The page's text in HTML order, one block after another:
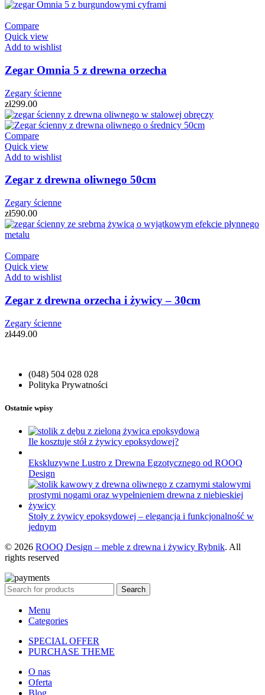
Compare
Quick view
Add to wishlist
Zegar Omnia 5 z drewna orzecha
Zegary ścienne
zł299.00
Compare
Quick view
Add to wishlist
Zegar z drewna oliwnego 50cm
Zegary ścienne
zł590.00
Compare
Quick view
Add to wishlist
Zegar z drewna orzecha i żywicy – 30cm
Zegary ścienne
zł449.00
(048) 504 028 028
Polityka Prywatności
Ostatnie wpisy
Ile kosztuje stół z żywicy epoksydowej?
Ekskluzywne Lustro z Drewna Egzotycznego od ROOQ
Design
Stoły z żywicy epoksydowej – elegancja i funkcjonalność w
jednym
© 2026 ROOQ Design – meble z drewna i żywicy Rybnik. All
rights reserved
Search
Menu
Categories
SPECIAL OFFER
PURCHASE THEME
O nas
Oferta
Blog